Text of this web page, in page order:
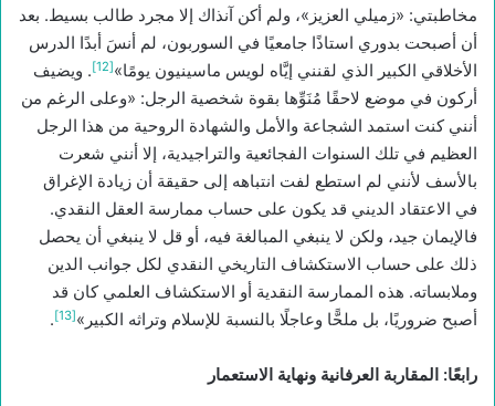
مخاطبتي: «زميلي العزيز»، ولم أكن آنذاك إلا مجرد طالب بسيط. بعد
أن أصبحت بدوري استاذًا جامعيًا في السوربون، لم أنسَ أبدًا الدرس
الأخلاقي الكبير الذي لقنني إيَّاه لويس ماسينيون يومًا»[12]
. ويضيف
أركون في موضع لاحقًا مُنَوِّها بقوة شخصية الرجل: «وعلى الرغم من
أنني كنت استمد الشجاعة والأمل والشهادة الروحية من هذا الرجل
العظيم في تلك السنوات الفجائعية والتراجيدية، إلا أنني شعرت
بالأسف لأنني لم استطع لفت انتباهه إلى حقيقة أن زيادة الإغراق
في الاعتقاد الديني قد يكون على حساب ممارسة العقل النقدي.
فالإيمان جيد، ولكن لا ينبغي المبالغة فيه، أو قل لا ينبغي أن يحصل
ذلك على حساب الاستكشاف التاريخي النقدي لكل جوانب الدين
وملابساته. هذه الممارسة النقدية أو الاستكشاف العلمي كان قد
أصبح ضروريًا، بل ملحًّا وعاجلًا بالنسبة للإسلام وتراثه الكبير»[13]
.
رابعًا: المقاربة العرفانية ونهاية الاستعمار